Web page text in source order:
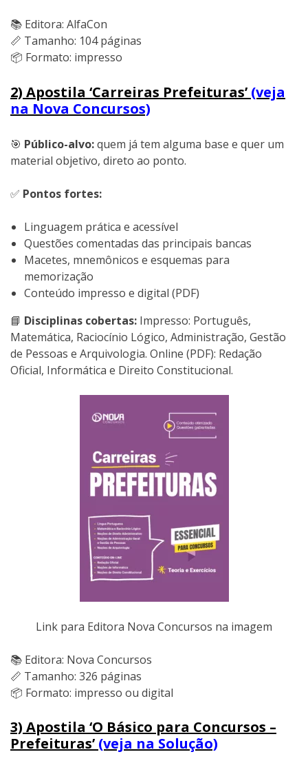
📚 Editora: AlfaCon
📏 Tamanho: 104 páginas
📦 Formato: impresso
2) Apostila ‘Carreiras Prefeituras’ (veja
na Nova Concursos)
🎯 Público-alvo:quem já tem alguma base e quer um
material objetivo, direto ao ponto.
✅ Pontos fortes:
Linguagem prática e acessível
Questões comentadas das principais bancas
Macetes, mnemônicos e esquemas para
memorização
Conteúdo impresso e digital (PDF)
📘 Disciplinas cobertas: Impresso: Português,
Matemática, Raciocínio Lógico, Administração, Gestão
de Pessoas e Arquivologia. Online (PDF): Redação
Oficial, Informática e Direito Constitucional.
Link para Editora Nova Concursos na imagem
📚 Editora: Nova Concursos
📏 Tamanho: 326 páginas
📦 Formato: impresso ou digital
3) Apostila ‘O Básico para Concursos –
Prefeituras’ (veja na Solução)